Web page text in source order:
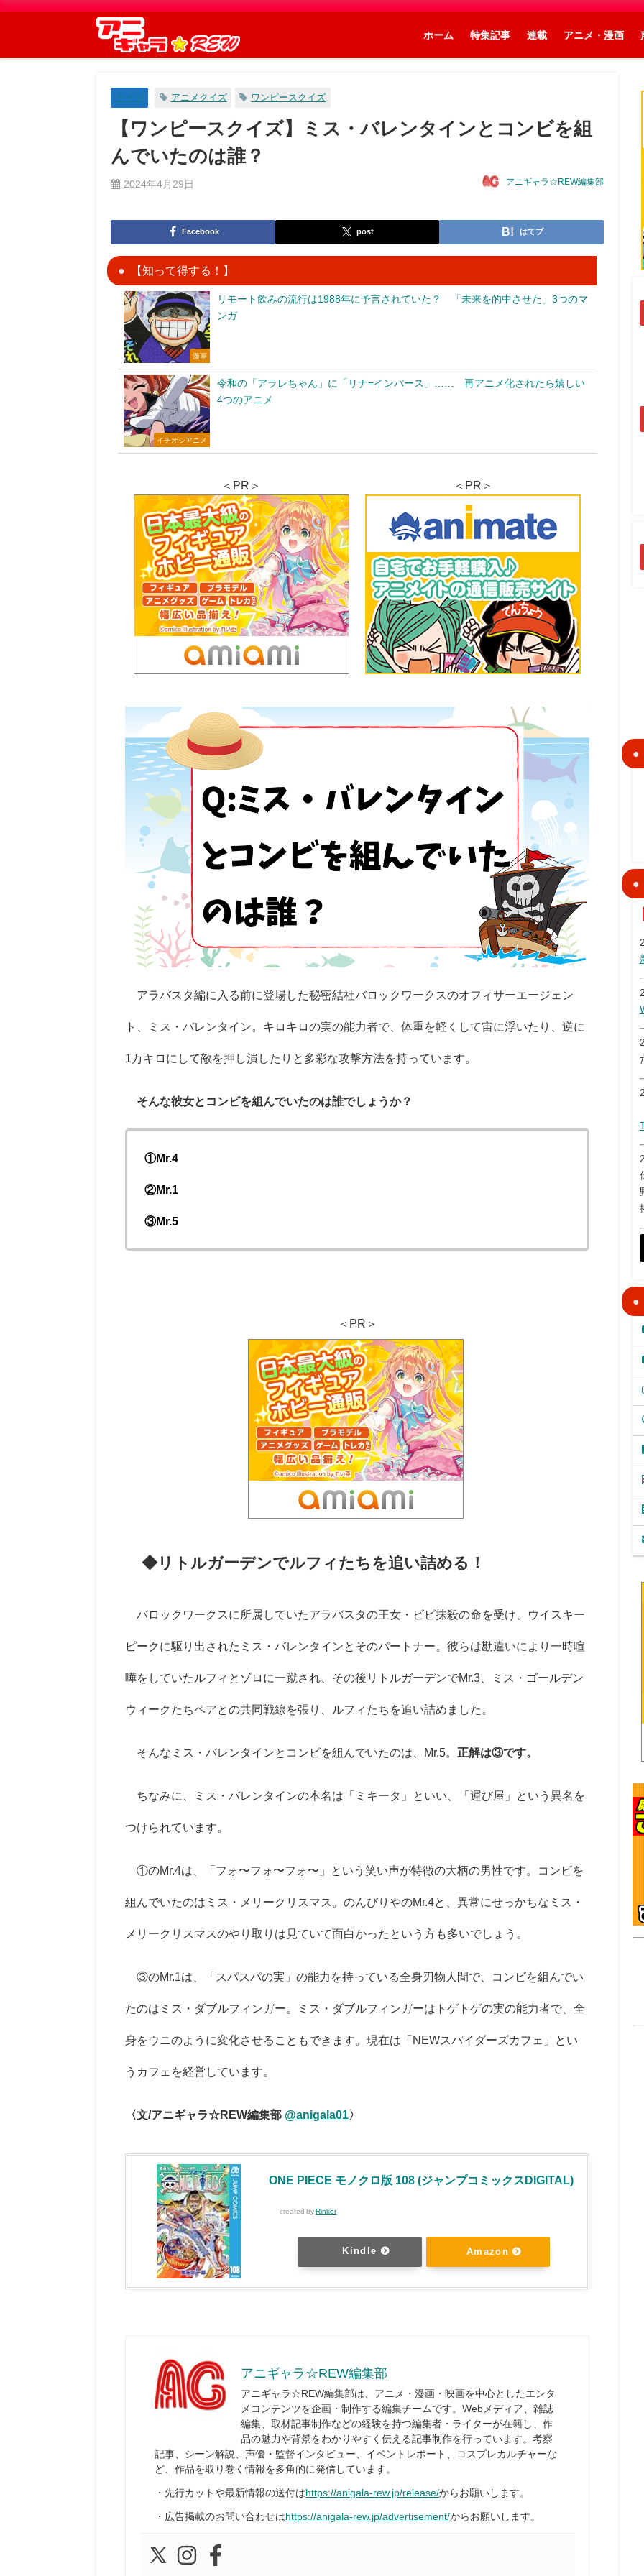
ホーム 特集記事 連載 アニメ・漫画
クイズ アニメクイズ ワンピースクイズ
【ワンピースクイズ】ミス・バレンタインとコンビを組
んでいたのは誰？
2024年4月29日 アニギャラ☆REW編集部
Facebook post はてブ
【知って得する！】
漫画
リモート飲みの流行は1988年に予言されていた？ 「未来を的中させた」3つのマ
ンガ
イチオシアニメ
令和の「アラレちゃん」に「リナ=インバース」…… 再アニメ化されたら嬉しい
4つのアニメ
＜PR＞ ＜PR＞
アラバスタ編に入る前に登場した秘密結社バロックワークスのオフィサーエージェン
ト、ミス・バレンタイン。キロキロの実の能力者で、体重を軽くして宙に浮いたり、逆に
1万キロにして敵を押し潰したりと多彩な攻撃方法を持っています。
そんな彼女とコンビを組んでいたのは誰でしょうか？
①Mr.4
②Mr.1
③Mr.5
＜PR＞
◆リトルガーデンでルフィたちを追い詰める！
バロックワークスに所属していたアラバスタの王女・ビビ抹殺の命を受け、ウイスキー
ピークに駆り出されたミス・バレンタインとそのパートナー。彼らは勘違いにより一時喧
嘩をしていたルフィとゾロに一蹴され、その後リトルガーデンでMr.3 、ミス・ゴールデン
ウィークたちペアとの共同戦線を張り、ルフィたちを追い詰めました。
そんなミス・バレンタインとコンビを組んでいたのは、 Mr.5。 正解は③です。
ちなみに、ミス・バレンタインの本名は「ミキータ」といい、「運び屋」という異名を
つけられています。
①のMr.4は、「フォ〜フォ〜フォ〜」という笑い声が特徴の大柄の男性です。コンビを
組んでいたのはミス・メリークリスマス。のんびりやのMr.4と、異常にせっかちなミス・
メリークリスマスのやり取りは見ていて面白かったという方も多いでしょう。
③のMr.1は、「スパスパの実」の能力を持っている全身刃物人間で、コンビを組んでい
たのはミス・ダブルフィンガー。ミス・ダブルフィンガーはトゲトゲの実の能力者で、全
身をウニのように変化させることもできます。現在は「 NEWスパイダーズカフェ」とい
うカフェを経営しています。
〈文/アニギャラ☆REW編集部 @anigala01〉
ONE PIECE モノクロ版 108 (ジャンプコミックスDIGITAL)
created by Rinker
Kindle Amazon
アニギャラ☆REW編集部
アニギャラ☆REW編集部は、アニメ・漫画・映画を中心としたエンタ
メコンテンツを企画・制作する編集チームです。Webメディア、雑誌
編集、取材記事制作などの経験を持つ編集者・ライターが在籍し、作
品の魅力や背景をわかりやすく伝える記事制作を行っています。考察
記事、シーン解説、声優・監督インタビュー、イベントレポート、コスプレカルチャーな
ど、作品を取り巻く情報を多角的に発信しています。
・先行カットや最新情報の送付は https://anigala-rew.jp/release/からお願いします。
・広告掲載のお問い合わせは https://anigala-rew.jp/advertisement/からお願いします。